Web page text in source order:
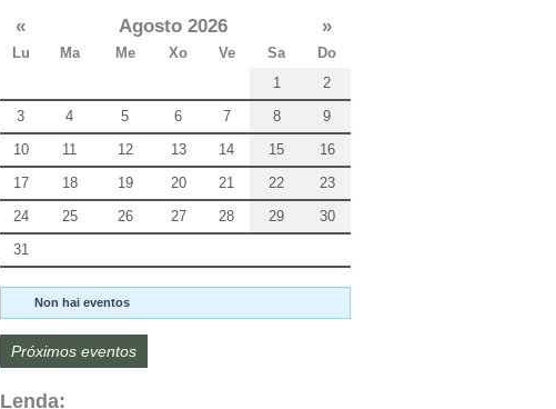
« Agosto 2026 »
Lu Ma Me Xo Ve Sa
Do
1
2
3
4 5 6 7 8
9
10
11 12 13 14 15
16
17
18 19 20 21 22
23
24
25 26 27 28 29
30
31
Non hai eventos
Próximos eventos
Lenda: